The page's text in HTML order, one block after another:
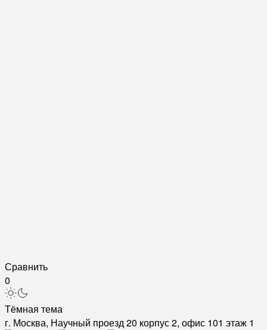
Сравнить
0
Тёмная тема
г. Москва, Научный проезд 20 корпус 2, офис 101 этаж 1